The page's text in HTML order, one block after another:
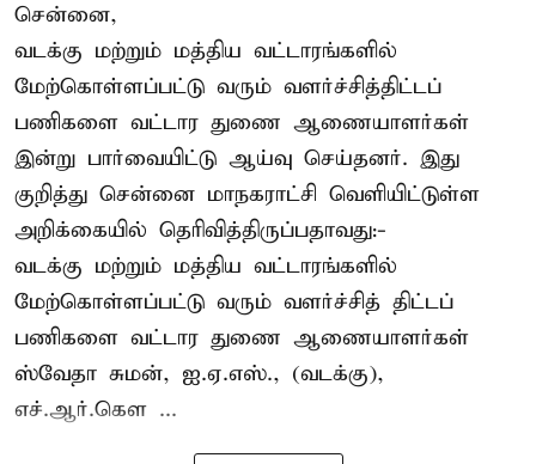
சென்னை,
வடக்கு மற்றும் மத்திய வட்டாரங்களில்
மேற்கொள்ளப்பட்டு வரும் வளர்ச்சித்திட்டப்
பணிகளை வட்டார துணை ஆணையாளர்கள்
இன்று பார்வையிட்டு ஆய்வு செய்தனர். இது
குறித்து சென்னை மாநகராட்சி வெளியிட்டுள்ள
அறிக்கையில் தெரிவித்திருப்பதாவது:-
வடக்கு மற்றும் மத்திய வட்டாரங்களில்
மேற்கொள்ளப்பட்டு வரும் வளர்ச்சித் திட்டப்
பணிகளை வட்டார துணை ஆணையாளர்கள்
ஸ்வேதா சுமன், ஐ.ஏ.எஸ்., (வடக்கு),
எச்.ஆர்.கௌ ...